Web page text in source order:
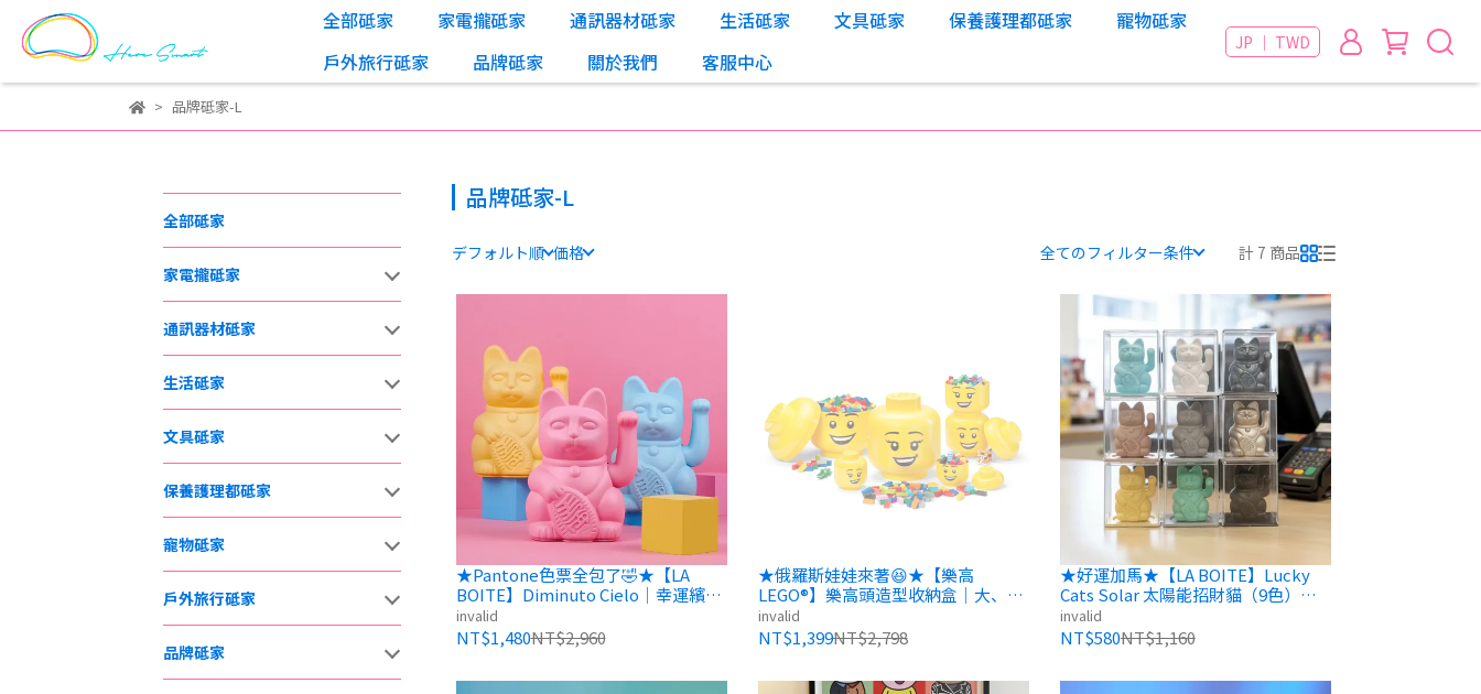
全部砥家 家電攏砥家 通訊器材砥家 生活砥家 文具砥家 保養護理都砥家
寵物砥家
戶外旅行砥家
品牌砥家 關於我們 客服中心
JP ｜ TWD
品牌砥家-L
全部砥家
家電攏砥家
通訊器材砥家
生活砥家
文具砥家
保養護理都砥家
寵物砥家
戶外旅行砥家
品牌砥家
品牌砥家-L
デフォルト順 価格 全てのフィルター条件 計 7 商品
★Pantone色票全包了🤣★【LA
BOITE】Diminuto Cielo｜幸運繽紛
自動招手招財貓(16色) 高18cm
invalid
NT$1,480NT$2,960
★俄羅斯娃娃來著😆★【樂高
LEGO®】樂高頭造型收納盒｜大、
中、小各2顆(共6顆) 智砥家
invalid
NT$1,399NT$2,798
★好運加馬★【LA BOITE】Lucky
Cats Solar 太陽能招財貓（9色）高
約5cm
invalid
NT$580NT$1,160